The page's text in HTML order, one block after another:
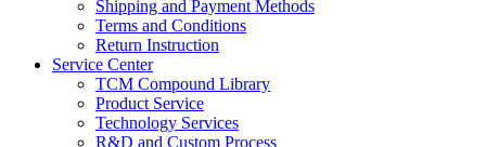
Shipping and Payment Methods
Terms and Conditions
Return Instruction
Service Center
TCM Compound Library
Product Service
Technology Services
R&D and Custom Process